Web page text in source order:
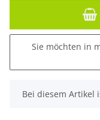
Sie möchten in
x
Bei diesem Artikel